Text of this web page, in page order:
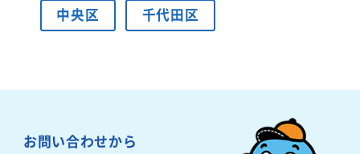
中央区 千代田区
お問い合わせから